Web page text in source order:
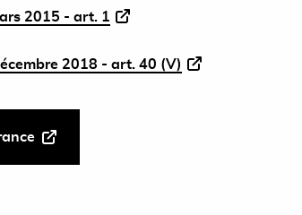
2015 - art. 1
2018 - art. 40 (V)